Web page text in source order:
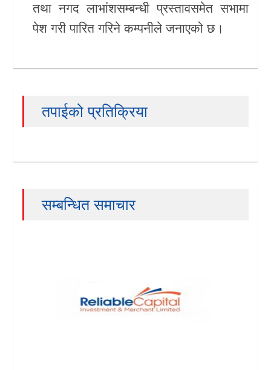
तथा नगद लाभांशसम्बन्धी प्रस्तावसमेत सभामा
पेश गरी पारित गरिने कम्पनीले जनाएको छ।
तपाईको प्रतिक्रिया
सम्बन्धित समाचार